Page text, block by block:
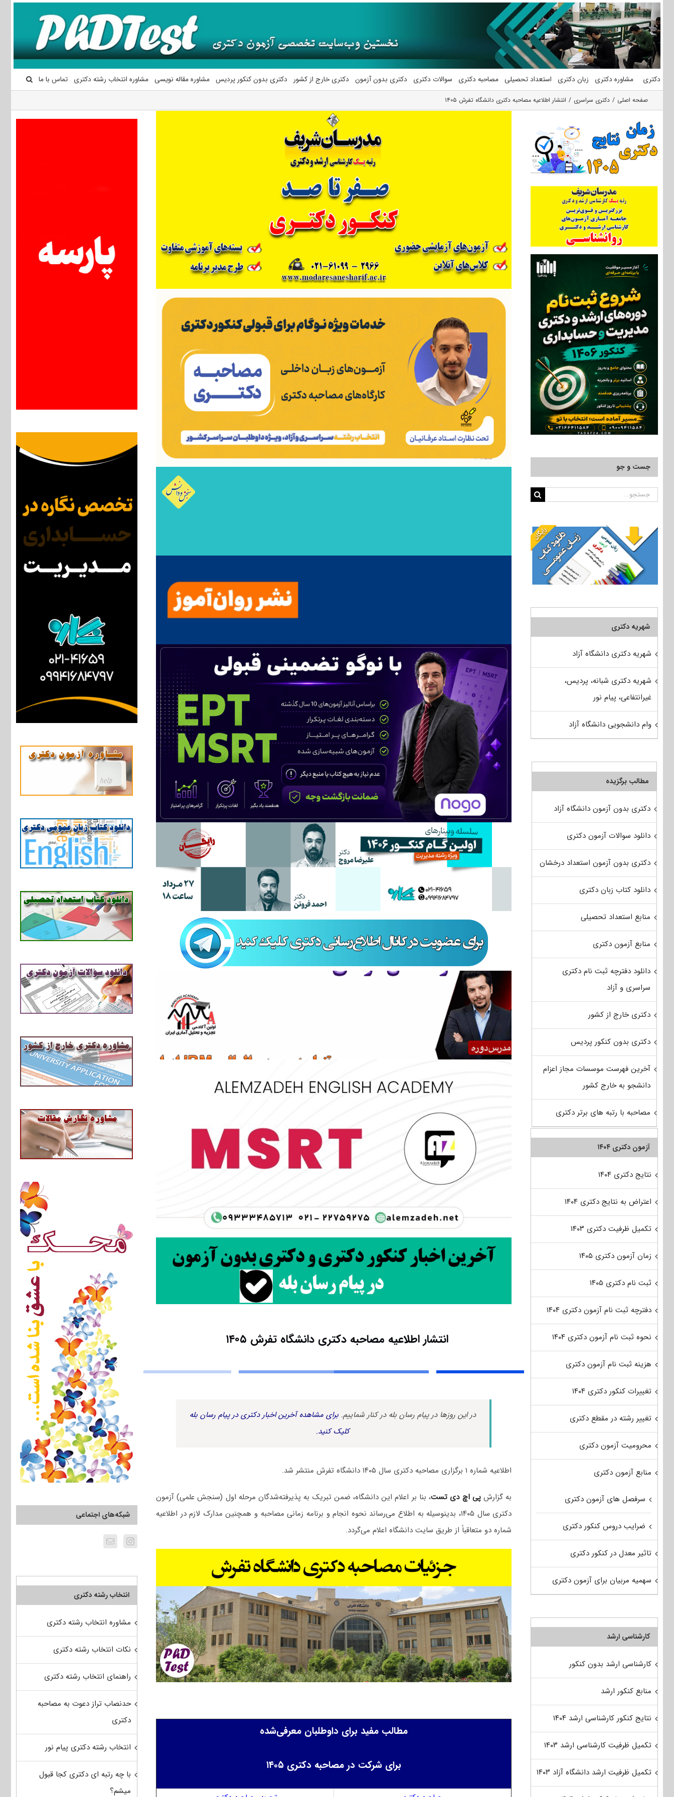
محتوا
دکتری مشاوره دکتری زبان دکتری استعداد تحصیلی مصاحبه دکتری سوالات دکتری دکتری بدون آزمون دکتری خارج از کشور دکتری بدون کنکور پردیس مشاوره مقاله نویسی مشاوره انتخاب رشته دکتری تماس با ما
صفحه اصلی دکتری سراسری انتشار اطلاعیه مصاحبه دکتری دانشگاه تفرش ۱۴۰۵
انتشار اطلاعیه مصاحبه دکتری دانشگاه تفرش ۱۴۰۵
در این روزها در پیام رسان بله در کنار شماییم. برای مشاهده آخرین اخبار دکتری در پیام رسان بله
کلیک کنید.
اطلاعیه شماره ۱ برگزاری مصاحبه دکتری سال ۱۴۰۵ دانشگاه تفرش منتشر شد.
به گزارش پی اچ دی تست، بنا بر اعلام این دانشگاه، ضمن تبریک به پذیرفته‌شدگان مرحله اول (سنجش علمی) آزمون
دکتری سال ۱۴۰۵، بدینوسیله به اطلاع می‌رساند نحوه انجام و برنامه زمانی مصاحبه و همچنین مدارک لازم در اطلاعیه‌
شماره دو متعاقباً از طریق سایت دانشگاه اعلام می‌گردد.
مطالب مفید برای داوطلبان معرفی‌شده
برای شرکت در مصاحبه دکتری ۱۴۰۵
شبکه‌های اجتماعی
انتخاب رشته دکتری
مشاوره انتخاب رشته دکتری
نکات انتخاب رشته دکتری
راهنمای انتخاب رشته دکتری
حدنصاب تراز دعوت به مصاحبه
دکتری
انتخاب رشته دکتری پیام نور
با چه رتبه ای دکتری کجا قبول
میشم؟
جست و جو
جستجو
شهریه دکتری
شهریه دکتری دانشگاه آزاد
شهریه دکتری شبانه، پردیس،
غیرانتفاعی، پیام نور
وام دانشجویی دانشگاه آزاد
مطالب برگزیده
دکتری بدون آزمون دانشگاه آزاد
دانلود سوالات آزمون دکتری
دکتری بدون آزمون استعداد درخشان
دانلود کتاب زبان دکتری
منابع استعداد تحصیلی
منابع آزمون دکتری
دانلود دفترچه ثبت نام دکتری
سراسری و آزاد
دکتری خارج از کشور
دکتری بدون کنکور پردیس
آخرین فهرست موسسات مجاز اعزام
دانشجو به خارج کشور
مصاحبه با رتبه های برتر دکتری
آزمون دکتری ۱۴۰۴
نتایج دکتری ۱۴۰۴
اعتراض به نتایج دکتری ۱۴۰۴
تکمیل ظرفیت دکتری ۱۴۰۳
زمان آزمون دکتری ۱۴۰۵
ثبت نام دکتری ۱۴۰۵
دفترچه ثبت نام آزمون دکتری ۱۴۰۴
نحوه ثبت نام آزمون دکتری ۱۴۰۴
هزینه ثبت نام آزمون دکتری
تغییرات کنکور دکتری ۱۴۰۴
تغییر رشته در مقطع دکتری
محرومیت آزمون دکتری
منابع آزمون دکتری
سرفصل های آزمون دکتری
ضرایب دروس کنکور دکتری
تاثیر معدل در کنکور دکتری
سهمیه مربیان برای آزمون دکتری
کارشناسی ارشد
کارشناسی ارشد بدون کنکور
منابع کنکور ارشد
نتایج کنکور کارشناسی ارشد ۱۴۰۴
تکمیل ظرفیت کارشناسی ارشد ۱۴۰۳
تکمیل ظرفیت ارشد دانشگاه آزاد ۱۴۰۳